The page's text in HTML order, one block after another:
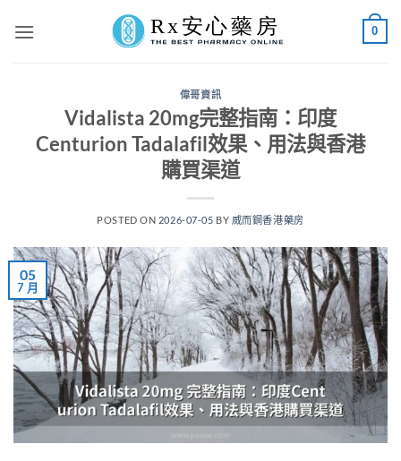
0
偉哥資訊
Vidalista 20mg完整指南：印度
Centurion Tadalafil效果、用法與香港
購買渠道
POSTED ON 2026-07-05 BY 威而鋼香港藥房
05
7 月